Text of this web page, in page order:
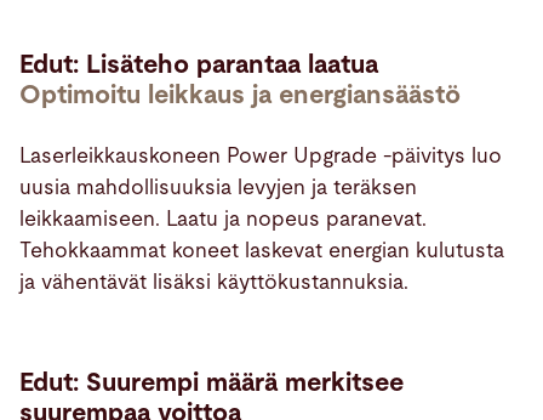
Edut: Lisäteho parantaa laatua
Optimoitu leikkaus ja energiansäästö
Laserleikkauskoneen Power Upgrade -päivitys luo
uusia mahdollisuuksia levyjen ja teräksen
leikkaamiseen. Laatu ja nopeus paranevat.
Tehokkaammat koneet laskevat energian kulutusta
ja vähentävät lisäksi käyttökustannuksia.
Edut: Suurempi määrä merkitsee
suurempaa voittoa